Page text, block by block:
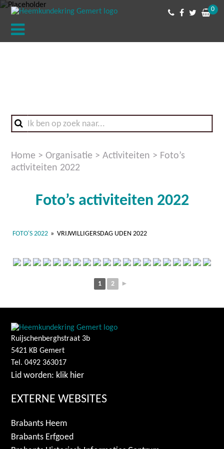
0
Home >Organisatie >Activiteiten > Foto’s
activiteiten 2022
Foto’s activiteiten 2022
FOTO'S 2022 » VRIJWILLIGERSDAG UDEN 2022
1 2 ►
Ruijschenberghstraat 3b
5421 KB Gemert
Tel. 0492 363017
Lid worden: klik hier
EXTERNE WEBSITES
Brabants Heem
Brabants Erfgoed